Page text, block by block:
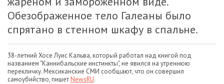
Обезображенное тело Галеаны было
спрятано в стенном шкафу в спальне.
38-летний Хосе Луис Кальва, который работал над книгой под
названием "Каннибальские инстинкты", не явился на утреннюю
перекличку. Мексиканские СМИ сообщают, что он совершил
самоубийство, пишетNewsRU.